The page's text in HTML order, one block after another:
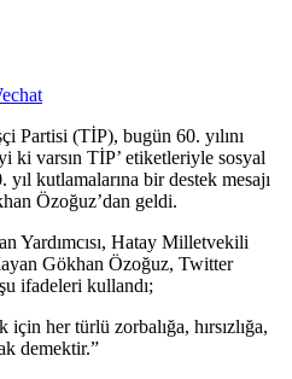
Partisi (TİP), bugün 60. yılını
ki varsın TİP’ etiketleriyle sosyal
kutlamalarına bir destek mesajı
Özoğuz’dan geldi.
Yardımcısı, Hatay Milletvekili
Gökhan Özoğuz, Twitter
ifadeleri kullandı;
her türlü zorbalığa, hırsızlığa,
demektir.”